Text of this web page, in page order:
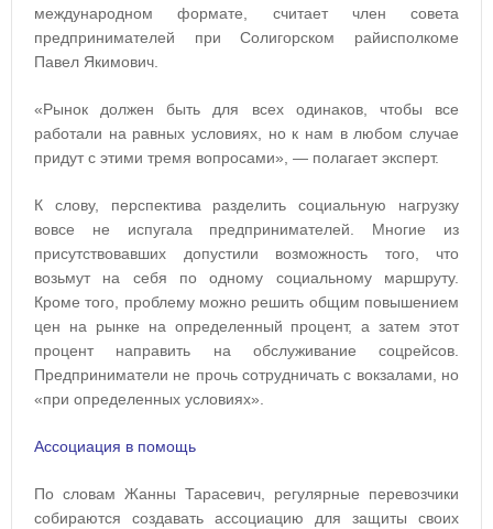
международном формате, считает член совета
предпринимателей при Солигорском райисполкоме
Павел Якимович.
«Рынок должен быть для всех одинаков, чтобы все
работали на равных условиях, но к нам в любом случае
придут с этими тремя вопросами», — полагает эксперт.
К слову, перспектива разделить социальную нагрузку
вовсе не испугала предпринимателей. Многие из
присутствовавших допустили возможность того, что
возьмут на себя по одному социальному маршруту.
Кроме того, проблему можно решить общим повышением
цен на рынке на определенный процент, а затем этот
процент направить на обслуживание соцрейсов.
Предприниматели не прочь сотрудничать с вокзалами, но
«при определенных условиях».
Ассоциация в помощь
По словам Жанны Тарасевич, регулярные перевозчики
собираются создавать ассоциацию для защиты своих